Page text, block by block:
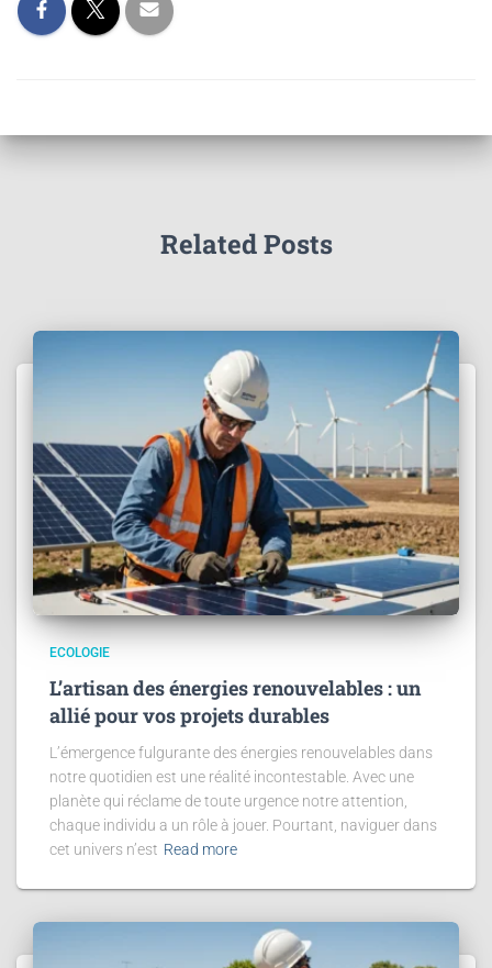
Related Posts
ECOLOGIE
L’artisan des énergies renouvelables : un
allié pour vos projets durables
L’émergence fulgurante des énergies renouvelables dans
notre quotidien est une réalité incontestable. Avec une
planète qui réclame de toute urgence notre attention,
chaque individu a un rôle à jouer. Pourtant, naviguer dans
cet univers n’est Read more